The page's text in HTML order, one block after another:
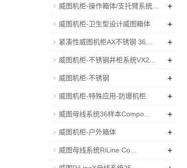
威图机柜-操作箱体/支托臂系统... +
威图机柜-卫生型设计威图箱体 +
紧凑性威图机柜AX不锈钢 36... +
威图机柜-不锈钢并柜系统VX2... +
威图机柜-不锈钢 +
威图机柜-特殊应用-防爆机柜 +
威图母线系统36样本Compo... +
威图机柜-户外箱体 +
威图母线系统RiLine Co... +